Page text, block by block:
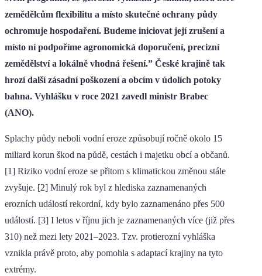
zemědělcům flexibilitu a místo skutečné ochrany půdy
ochromuje hospodaření. Budeme iniciovat její zrušení a
místo ní podpoříme agronomická doporučení, precizní
zemědělství a lokálně vhodná řešení.” České krajině tak
hrozí další zásadní poškození a obcím v údolích potoky
bahna. Vyhlášku v roce 2021 zavedl ministr Brabec
(ANO).
Splachy půdy neboli vodní eroze způsobují ročně okolo 15
miliard korun škod na půdě, cestách i majetku obcí a občanů.
[1] Riziko vodní eroze se přitom s klimatickou změnou stále
zvyšuje. [2] Minulý rok byl z hlediska zaznamenaných
erozních událostí rekordní, kdy bylo zaznamenáno přes 500
událostí. [3] I letos v říjnu jich je zaznamenaných více (již přes
310) než mezi lety 2021–2023. Tzv. protierozní vyhláška
vznikla právě proto, aby pomohla s adaptací krajiny na tyto
extrémy.